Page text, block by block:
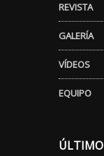
REVISTA
GALERÍA
VÍDEOS
EQUIPO
ÚLTIMO